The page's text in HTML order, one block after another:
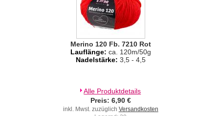
Merino 120 Fb. 7210 Rot
Lauflänge: ca. 120m/50g
Nadelstärke: 3,5 - 4,5
Alle Produktdetails
Preis: 6,90 €
inkl. Mwst. zuzüglich Versandkosten